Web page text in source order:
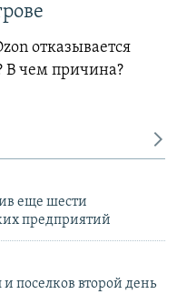
отказывается
В чем причина?
еще шести
предприятий
поселков второй день